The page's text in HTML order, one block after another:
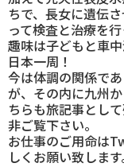
ちで、長女に遺伝
って検査と治療を行
趣味は子どもと車
日本一周！
今は体調の関係で
が、その内に九州
ちらも旅記事とし
非ご覧下さい。
お仕事のご用命は
しくお願い致します